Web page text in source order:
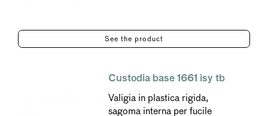
See the product
Custodia base 1661 isy tb
Valigia in plastica rigida,
sagoma interna per fucile